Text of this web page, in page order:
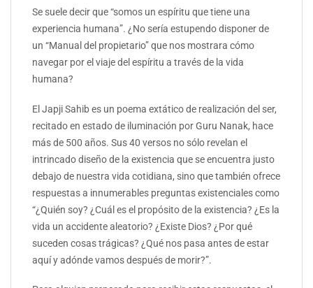
Se suele decir que “somos un espíritu que tiene una
experiencia humana”. ¿No sería estupendo disponer de
un “Manual del propietario” que nos mostrara cómo
navegar por el viaje del espíritu a través de la vida
humana?
El Japji Sahib es un poema extático de realización del ser,
recitado en estado de iluminación por Guru Nanak, hace
más de 500 años. Sus 40 versos no sólo revelan el
intrincado diseño de la existencia que se encuentra justo
debajo de nuestra vida cotidiana, sino que también ofrece
respuestas a innumerables preguntas existenciales como
“¿Quién soy? ¿Cuál es el propósito de la existencia? ¿Es la
vida un accidente aleatorio? ¿Existe Dios? ¿Por qué
suceden cosas trágicas? ¿Qué nos pasa antes de estar
aquí y adónde vamos después de morir?”.